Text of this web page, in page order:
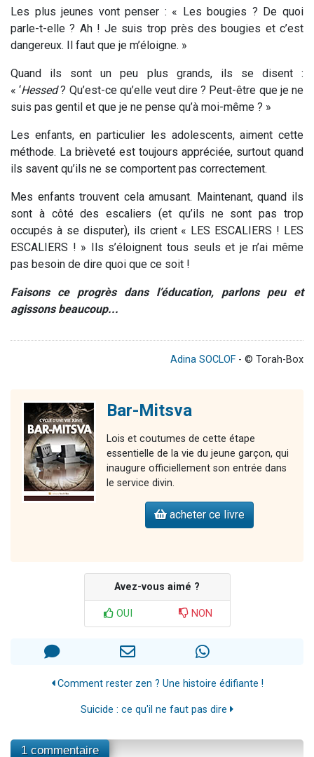
Les plus jeunes vont penser : « Les bougies ? De quoi
parle-t-elle ? Ah ! Je suis trop près des bougies et c’est
dangereux. Il faut que je m’éloigne. »
Quand ils sont un peu plus grands, ils se disent :
« ‘Hessed? Qu’est-ce qu’elle veut dire ? Peut-être que je ne
suis pas gentil et que je ne pense qu’à moi-même ? »
Les enfants, en particulier les adolescents, aiment cette
méthode. La brièveté est toujours appréciée, surtout quand
ils savent qu’ils ne se comportent pas correctement.
Mes enfants trouvent cela amusant. Maintenant, quand ils
sont à côté des escaliers (et qu’ils ne sont pas trop
occupés à se disputer), ils crient « LES ESCALIERS ! LES
ESCALIERS ! » Ils s’éloignent tous seuls et je n’ai même
pas besoin de dire quoi que ce soit !
Faisons ce progrès dans l’éducation, parlons peu et
agissons beaucoup...
Adina SOCLOF - © Torah-Box
Bar-Mitsva
Lois et coutumes de cette étape
essentielle de la vie du jeune garçon, qui
inaugure officiellement son entrée dans
le service divin.
acheter ce livre
Avez-vous aimé ?
OUI NON
Comment rester zen ? Une histoire édifiante !
Suicide : ce qu'il ne faut pas dire
1 commentaire